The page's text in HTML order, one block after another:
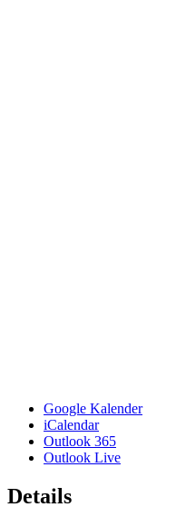
Google Kalender
iCalendar
Outlook 365
Outlook Live
Details